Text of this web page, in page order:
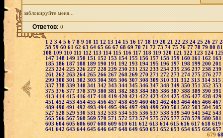
заблокируйте меня...
Ответов:0
1 2 3 4 5 6 7 8 9 10 11 12 13 14 15 16 17 1819 20 21 22 23 24 25 26 27
58 59 60 61 62 63 64 65 66 67 68 69 70 71 72 73 74 75 76 77 78 79 80
108 109 110 111 112 113 114 115116 117 118 119 120 121 122 123 124
147 148 149 150 151 152 153 154 155 156 157 158 159 160 161 162 163
185 186 187 188 189 190 191 192 193 194 195 196 197 198 199 200 201
223 224 225 226 227 228 229 230 231 232 233 234 235 236 237 238 239
261 262 263 264 265 266 267 268 269 270 271 272 273 274 275 276 277
299 300 301 302 303 304 305 306 307 308 309 310 311 312 313 314 315
337 338 339 340 341 342 343 344 345 346 347 348 349 350 351 352 353
375 376 377 378 379 380 381 382 383 384 385 386 387 388 389 390 391
413 414 415 416 417 418 419 420 421 422 423 424 425 426 427 428 429
451 452 453 454 455 456 457 458 459 460 461 462 463 464 465 466 467
489 490 491 492 493 494 495 496 497 498 499 500 501 502 503 504 505
527 528 529 530 531 532 533 534 535 536 537 538 539 540 541 542 543
565 566 567 568 569 570 571 572 573 574 575 576 577 578 579 580 581
603 604 605 606 607 608 609 610 611 612 613 614 615 616 617 618 619
641 642 643 644 645 646 647 648 649 650 651 652 653 654 655 656 657
679